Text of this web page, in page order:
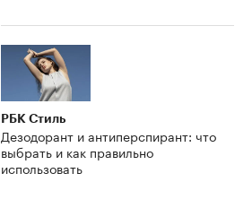
РБК Стиль
Дезодорант и антиперспирант: что
выбрать и как правильно
использовать